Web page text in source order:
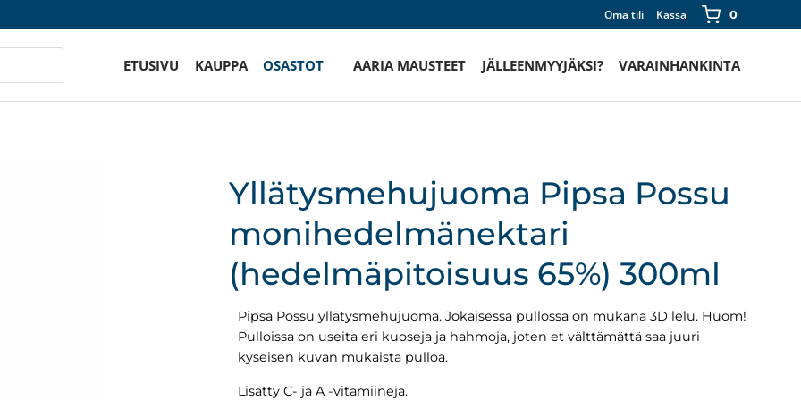
Oma tili Kassa 0
ETUSIVU KAUPPA OSASTOT AARIA MAUSTEET JÄLLEENMYYJÄKSI? VARAINHANKINTA
Yllätysmehujuoma Pipsa Possu
monihedelmänektari
(hedelmäpitoisuus 65%) 300ml
Pipsa Possu yllätysmehujuoma. Jokaisessa pullossa on mukana 3D lelu. Huom!
Pulloissa on useita eri kuoseja ja hahmoja, joten et välttämättä saa juuri
kyseisen kuvan mukaista pulloa.
Lisätty C- ja A -vitamiineja.